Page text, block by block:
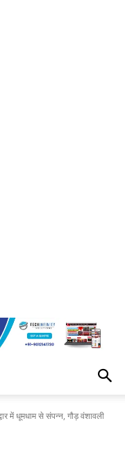
में धूमधाम से संपन्न, गौड़ वंशावली